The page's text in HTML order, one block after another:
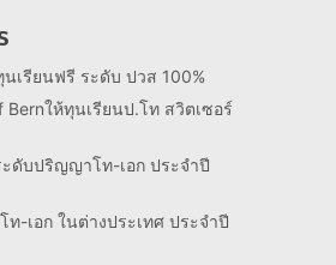
นเรียนฟรี ระดับ ปวส 100%
Bernให้ทุนเรียนป.โท สวิตเซอร์
ดับปริญญาโท-เอก ประจำปี
-เอก ในต่างประเทศ ประจำปี